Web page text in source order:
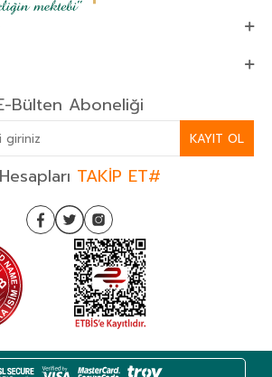
Bülten Aboneliği
KAYIT OL
TAKİP ET#